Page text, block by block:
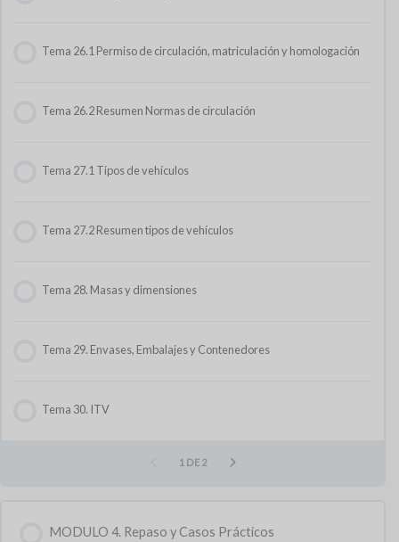
Tema 26.1 Permiso de circulación, matriculación y homologación
Tema 26.2 Resumen Normas de circulación
Tema 27.1 Tipos de vehículos
Tema 27.2 Resumen tipos de vehículos
Tema 28. Masas y dimensiones
Tema 29. Envases, Embalajes y Contenedores
Tema 30. ITV
1 DE 2
MODULO 4. Repaso y Casos Prácticos